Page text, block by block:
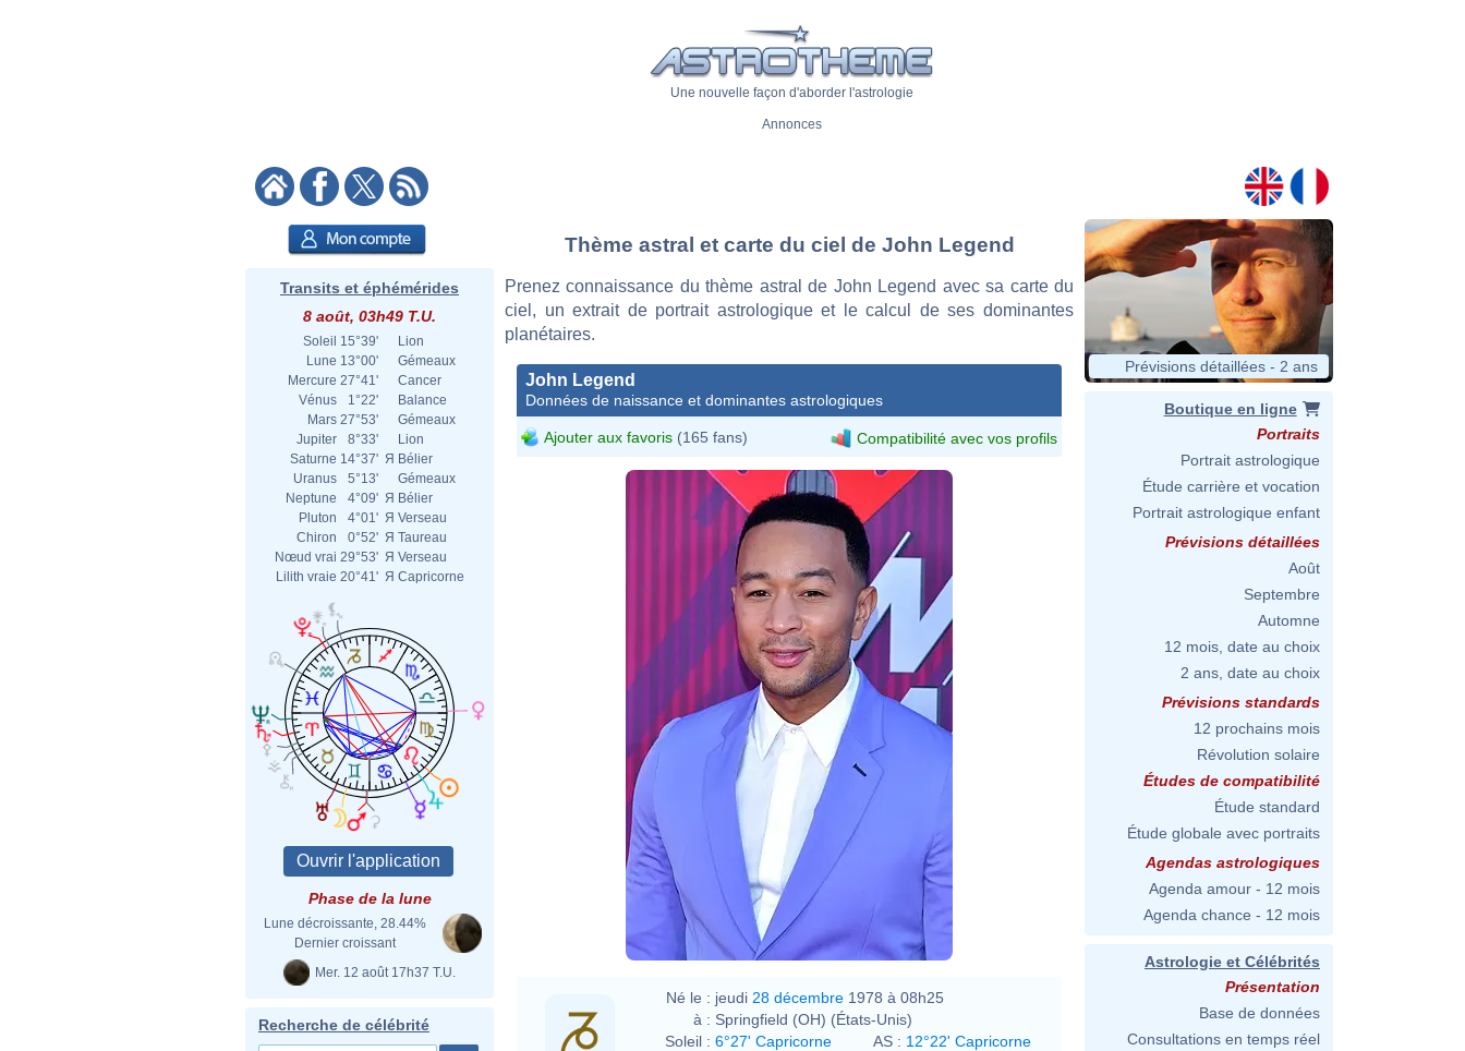
Une nouvelle façon d'aborder l'astrologie
Annonces
Transits et éphémérides
8 août, 03h49 T.U.
Soleil 15°39'
Lion
Lune 13°00'
Gémeaux
Mercure 27°41'
Cancer
Vénus
1°22'
Balance
Mars 27°53'
Gémeaux
Jupiter
8°33'
Lion
Saturne 14°37' Я Bélier
Uranus
5°13'
Gémeaux
Neptune
4°09' Я Bélier
Pluton
4°01' Я Verseau
Chiron
0°52' Я Taureau
Nœud vrai 29°53' Я Verseau
Lilith vraie 20°41' Я Capricorne
Phase de la lune
Lune décroissante, 28.44%
Dernier croissant
Mer. 12 août 17h37 T.U.
Recherche de célébrité
Thème astral et carte du ciel de John Legend
Prenez connaissance du thème astral de John Legend avec sa carte du
ciel, un extrait de portrait astrologique et le calcul de ses dominantes
planétaires.
John Legend
Données de naissance et dominantes astrologiques
Ajouter aux favoris (165 fans) Compatibilité avec vos profils
Né le : jeudi 28 décembre 1978 à 08h25
à : Springfield (OH) (États-Unis)
Soleil : 6°27' Capricorne AS : 12°22' Capricorne
Prévisions détaillées - 2 ans
Boutique en ligne
Portraits
Portrait astrologique
Étude carrière et vocation
Portrait astrologique enfant
Prévisions détaillées
Août
Septembre
Automne
12 mois, date au choix
2 ans, date au choix
Prévisions standards
12 prochains mois
Révolution solaire
Études de compatibilité
Étude standard
Étude globale avec portraits
Agendas astrologiques
Agenda amour - 12 mois
Agenda chance - 12 mois
Astrologie et Célébrités
Présentation
Base de données
Consultations en temps réel